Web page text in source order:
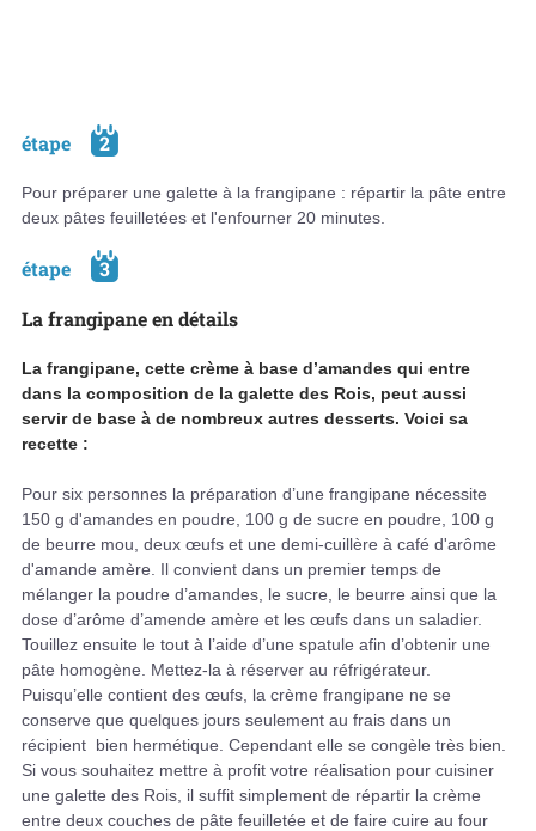
étape 2
Pour préparer une galette à la frangipane : répartir la pâte entre
deux pâtes feuilletées et l'enfourner 20 minutes.
étape
3
La frangipane en détails
La frangipane, cette crème à base d’amandes qui entre
dans la composition de la galette des Rois, peut aussi
servir de base à de nombreux autres desserts. Voici sa
recette :
Pour six personnes la préparation d’une frangipane nécessite
150 g d'amandes en poudre, 100 g de sucre en poudre, 100 g
de beurre mou, deux œufs et une demi-cuillère à café d'arôme
d'amande amère. Il convient dans un premier temps de
mélanger la poudre d’amandes, le sucre, le beurre ainsi que la
dose d’arôme d’amende amère et les œufs dans un saladier.
Touillez ensuite le tout à l’aide d’une spatule afin d’obtenir une
pâte homogène. Mettez-la à réserver au réfrigérateur.
Puisqu’elle contient des œufs, la crème frangipane ne se
conserve que quelques jours seulement au frais dans un
récipient bien hermétique. Cependant elle se congèle très bien.
Si vous souhaitez mettre à profit votre réalisation pour cuisiner
une galette des Rois, il suffit simplement de répartir la crème
entre deux couches de pâte feuilletée et de faire cuire au four